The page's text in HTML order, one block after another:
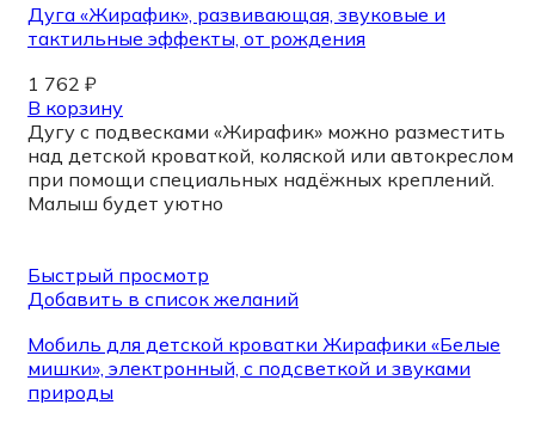
Дуга «Жирафик», развивающая, звуковые и
тактильные эффекты, от рождения
1 762 ₽
В корзину
Дугу с подвесками «Жирафик» можно разместить
над детской кроваткой, коляской или автокреслом
при помощи специальных надёжных креплений.
Малыш будет уютно
Быстрый просмотр
Добавить в список желаний
Мобиль для детской кроватки Жирафики «Белые
мишки», электронный, с подсветкой и звуками
природы